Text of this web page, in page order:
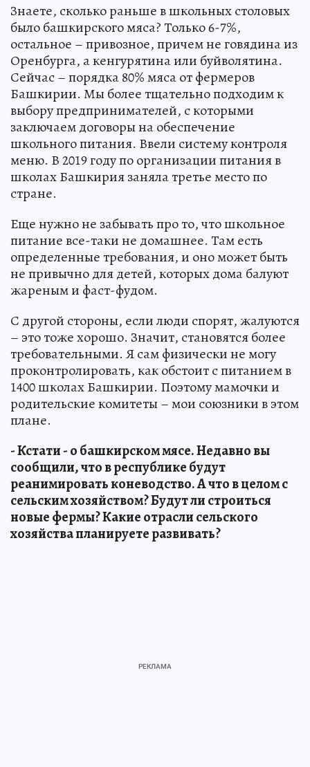
Знаете, сколько раньше в школьных столовых
было башкирского мяса? Только 6-7%,
остальное – привозное, причем не говядина из
Оренбурга, а кенгурятина или буйволятина.
Сейчас – порядка 80% мяса от фермеров
Башкирии. Мы более тщательно подходим к
выбору предпринимателей, с которыми
заключаем договоры на обеспечение
школьного питания. Ввели систему контроля
меню. В 2019 году по организации питания в
школах Башкирия заняла третье место по
стране.
Еще нужно не забывать про то, что школьное
питание все-таки не домашнее. Там есть
определенные требования, и оно может быть
не привычно для детей, которых дома балуют
жареным и фаст-фудом.
С другой стороны, если люди спорят, жалуются
– это тоже хорошо. Значит, становятся более
требовательными. Я сам физически не могу
проконтролировать, как обстоит с питанием в
1400 школах Башкирии. Поэтому мамочки и
родительские комитеты – мои союзники в этом
плане.
- Кстати - о башкирском мясе. Недавно вы
сообщили, что в республике будут
реанимировать коневодство. А что в целом с
сельским хозяйством? Будут ли строиться
новые фермы? Какие отрасли сельского
хозяйства планируете развивать?